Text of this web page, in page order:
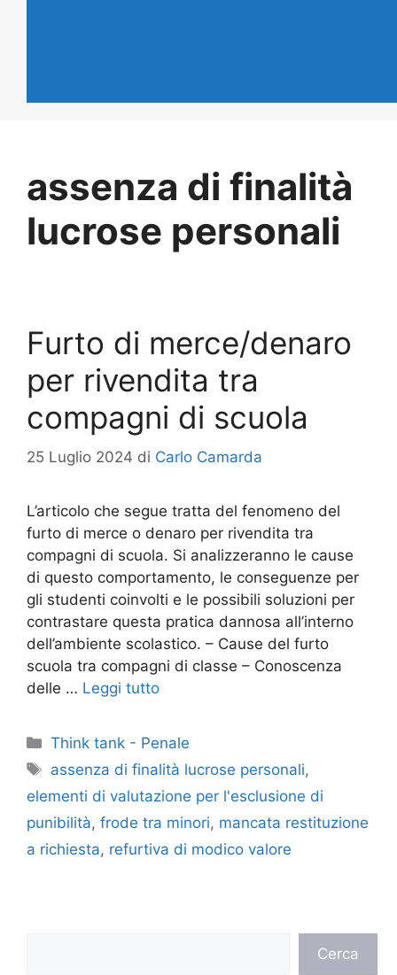
assenza di finalità
lucrose personali
Furto di merce/denaro
per rivendita tra
compagni di scuola
25 Luglio 2024 di Carlo Camarda
L’articolo che segue tratta del fenomeno del
furto di merce o denaro per rivendita tra
compagni di scuola. Si analizzeranno le cause
di questo comportamento, le conseguenze per
gli studenti coinvolti e le possibili soluzioni per
contrastare questa pratica dannosa all’interno
dell’ambiente scolastico. – Cause del furto
scuola tra compagni di classe – Conoscenza
delle … Leggi tutto
Categorie
Think tank - Penale
Tag
assenza di finalità lucrose personali,
elementi di valutazione per l'esclusione di
punibilità, frode tra minori, mancata restituzione
a richiesta, refurtiva di modico valore
Cerca